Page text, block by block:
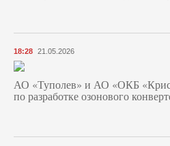
18:28 21.05.2026
АО «Туполев» и АО «ОКБ
по разработке озонового